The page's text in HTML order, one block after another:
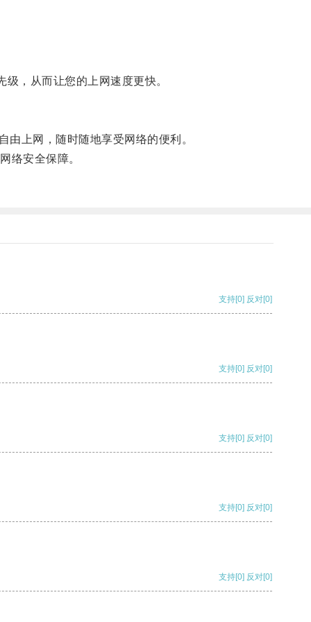
，从而让您的上网速度更快。
上网，随时随地享受网络的便利。
络安全保障。
支持[0] 反对[0]
支持[0] 反对[0]
支持[0] 反对[0]
支持[0] 反对[0]
支持[0] 反对[0]